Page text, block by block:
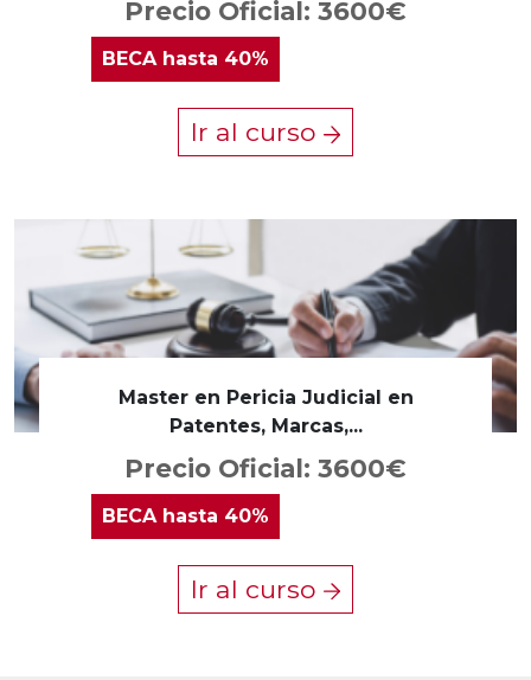
Precio Oficial: 3600€
BECAhasta 40%
Ir al curso
Master en Pericia Judicial en
Patentes, Marcas,...
Precio Oficial: 3600€
BECA hasta 40%
Ir al curso